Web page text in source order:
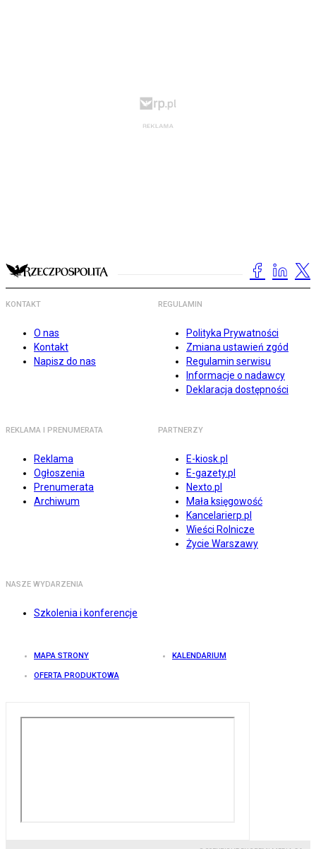
KONTAKT
O nas
Kontakt
Napisz do nas
REGULAMIN
Polityka Prywatności
Zmiana ustawień zgód
Regulamin serwisu
Informacje o nadawcy
Deklaracja dostępności
REKLAMA I PRENUMERATA
Reklama
Ogłoszenia
Prenumerata
Archiwum
PARTNERZY
E-kiosk.pl
E-gazety.pl
Nexto.pl
Mała księgowość
Kancelarierp.pl
Wieści Rolnicze
Życie Warszawy
NASZE WYDARZENIA
Szkolenia i konferencje
MAPA STRONY KALENDARIUM
OFERTA PRODUKTOWA